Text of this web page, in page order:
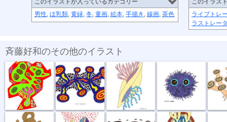
このイラストが入っているカテゴリー
男性, ほ乳類, 黄緑, 冬, 童画, 絵本, 手描き , 線画, 茶色
このイラス
ライブトレ
ラストレー
斉藤好和のその他のイラスト
めぐる想い 放電１秒前 貝
お散歩行こうよ 食事風景 ク... 風が強い夜